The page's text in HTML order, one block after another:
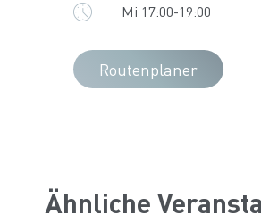
Mi 17:00-19:00
Routenplaner
Ähnliche